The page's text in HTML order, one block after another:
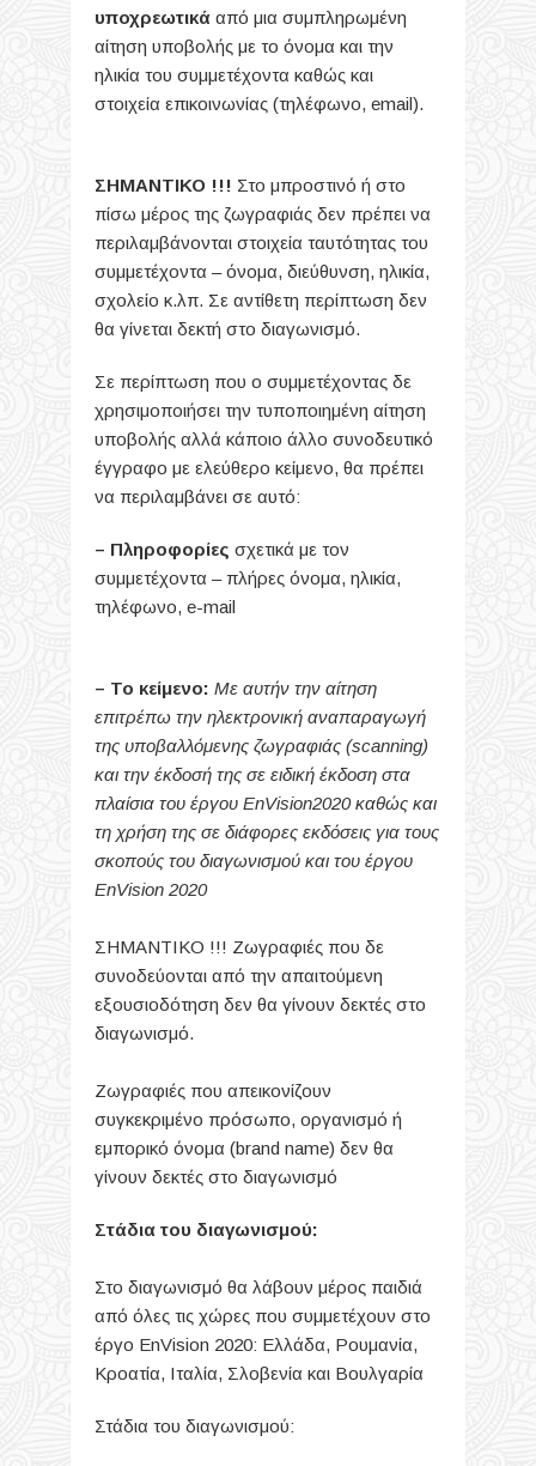
υποχρεωτικά από μια συμπληρωμένη
αίτηση υποβολής με το όνομα και την
ηλικία του συμμετέχοντα καθώς και
στοιχεία επικοινωνίας (τηλέφωνο, email).
ΣΗΜΑΝΤΙΚΟ !!! Στο μπροστινό ή στο
πίσω μέρος της ζωγραφιάς δεν πρέπει να
περιλαμβάνονται στοιχεία ταυτότητας του
συμμετέχοντα – όνομα, διεύθυνση, ηλικία,
σχολείο κ.λπ. Σε αντίθετη περίπτωση δεν
θα γίνεται δεκτή στο διαγωνισμό.
Σε περίπτωση που ο συμμετέχοντας δε
χρησιμοποιήσει την τυποποιημένη αίτηση
υποβολής αλλά κάποιο άλλο συνοδευτικό
έγγραφο με ελεύθερο κείμενο, θα πρέπει
να περιλαμβάνει σε αυτό:
– Πληροφορίες σχετικά με τον
συμμετέχοντα – πλήρες όνομα, ηλικία,
τηλέφωνο, e-mail
– Το κείμενο: Με αυτήν την αίτηση
επιτρέπω την ηλεκτρονική αναπαραγωγή
της υποβαλλόμενης ζωγραφιάς (scanning)
και την έκδοσή της σε ειδική έκδοση στα
πλαίσια του έργου EnVision2020 καθώς και
τη χρήση της σε διάφορες εκδόσεις για τους
σκοπούς του διαγωνισμού και του έργου
EnVision 2020
ΣΗΜΑΝΤΙΚΟ !!! Ζωγραφιές που δε
συνοδεύονται από την απαιτούμενη
εξουσιοδότηση δεν θα γίνουν δεκτές στο
διαγωνισμό.
Ζωγραφιές που απεικονίζουν
συγκεκριμένο πρόσωπο, οργανισμό ή
εμπορικό όνομα (brand name) δεν θα
γίνουν δεκτές στο διαγωνισμό
Στάδια του διαγωνισμού:
Στο διαγωνισμό θα λάβουν μέρος παιδιά
από όλες τις χώρες που συμμετέχουν στο
έργο EnVision 2020: Ελλάδα, Ρουμανία,
Κροατία, Ιταλία, Σλοβενία και Βουλγαρία
Στάδια του διαγωνισμού: